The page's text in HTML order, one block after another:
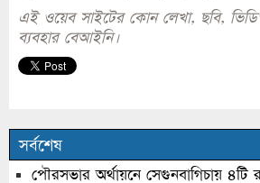
এই ওয়েব সাইটের কোন লেখা, ছবি,
ব্যবহার বেআইনি।
সর্বশেষ
পৌরসভার অর্থায়নে সেগুনবাগিচায় ৪টি